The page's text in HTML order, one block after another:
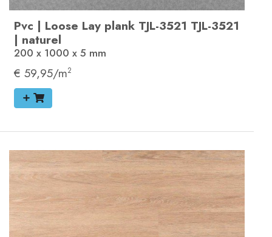
Pvc | Loose Lay plank TJL-3521 TJL-3521
| naturel
200 x 1000 x 5 mm
€ 59,95/m2